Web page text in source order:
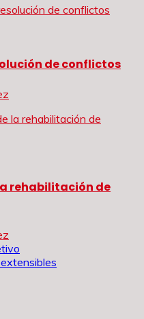
de conflictos
rehabilitación de